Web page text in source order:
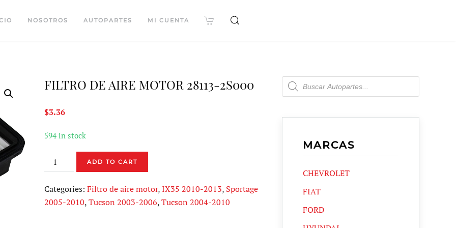
NOSOTROS AUTOPARTES MI CUENTA
FILTRO DE AIRE MOTOR 28113-2S000
$3.36
594 in stock
FILTRO
DE
AIRE
MOTOR
ADD TO CART
Categories: Filtro de aire motor,IX35 2010-2013, Sportage
2005-2010,Tucson 2003-2006,Tucson 2004-2010
Products
search
MARCAS
CHEVROLET
FIAT
FORD